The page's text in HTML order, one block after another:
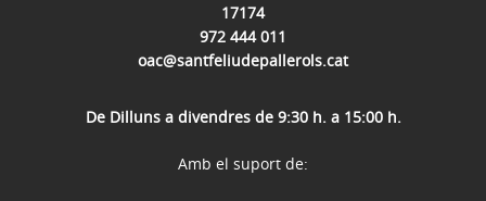
17174
972 444 011
oac@santfeliudepallerols.cat
De Dilluns a divendres de 9:30 h. a 15:00 h.
Amb el suport de: